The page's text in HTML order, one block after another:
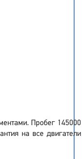
Пробег 145000
на все двигатели